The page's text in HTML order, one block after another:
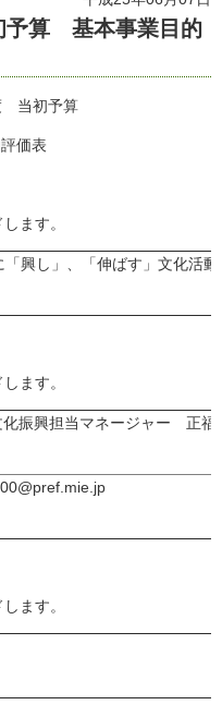
算 基本事業目的
当初予算
価表
ます。
興し」、「伸ばす」文化活
ます。
振興担当マネージャー 正福
ます。